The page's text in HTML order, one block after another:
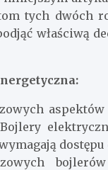
tych dwóch
właściwą
dostępu